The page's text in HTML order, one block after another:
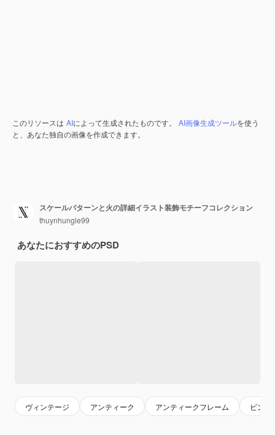
このリソースは AIによって生成されたものです。 AI画像生成ツールを使う
と、あなた独自の画像を作成できます。
スケールパターンと火の詳細イラスト装飾モチーフコレクション
thuynhungle99
あなたにおすすめのPSD
ヴィンテージ アンティーク アンティークフレーム ビンテ